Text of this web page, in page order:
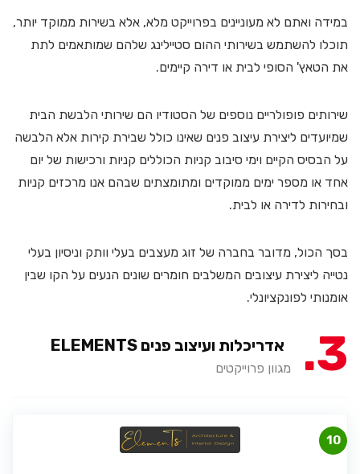
במידה ואתם לא מעוניינים בפרוייקט מלא, אלא בשירות ממוקד יותר,
תוכלו להשתמש בשירותי ההום סטיילינג שלהם שמותאמים לתת
את הטאץ' הסופי לבית או דירה קיימים.
שירותים פופולריים נוספים של הסטודיו הם שירותי הלבשת הבית
שמיועדים ליצירת עיצוב פנים שאינו כולל שבירת קירות אלא הלבשה
על הבסיס הקיים וימי סיבוב קניות הכוללים קניות ורכישות של יום
אחד או מספר ימים ממוקדים ומתומצתים שבהם אנו מרכזים קניות
ובחירות לדירה או לבית.
בסך הכול, מדובר בחברה של זוג מעצבים בעלי וותק וניסיון בעלי
נטייה ליצירת עיצובים המשלבים חומרים שונים הנעים על הקו שבין
אומנותי לפונקציונלי.
3 אדריכלות ועיצוב פנים ELEMENTS
מגוון פרוייקטים
10